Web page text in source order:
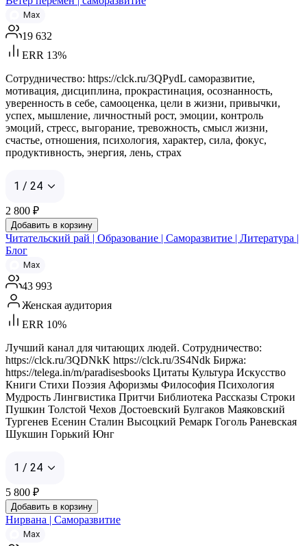
Max
19 632
ERR 13%
Сотрудничество: https://clck.ru/3QPydL саморазвитие,
мотивация, дисциплина, прокрастинация, осознанность,
уверенность в себе, самооценка, цели в жизни, привычки,
успех, мышление, личностный рост, эмоции, контроль
эмоций, стресс, выгорание, тревожность, смысл жизни,
счастье, отношения, психология, характер, сила, фокус,
продуктивность, энергия, лень, страх
1 / 24
2 800 ₽
Добавить в корзину
Читательский рай | Образование | Саморазвитие | Литература |
Блог
Max
43 993
Женская аудитория
ERR 10%
Лучший канал для читающих людей. Сотрудничество:
https://clck.ru/3QDNkK https://clck.ru/3S4Ndk Биржа:
https://telega.in/m/paradisesbooks Цитаты Культура Искусство
Книги Стихи Поэзия Афоризмы Философия Психология
Мудрость Лингвистика Притчи Библиотека Рассказы Строки
Пушкин Толстой Чехов Достоевский Булгаков Маяковский
Тургенев Есенин Сталин Высоцкий Ремарк Гоголь Раневская
Шукшин Горький Юнг
1 / 24
5 800 ₽
Добавить в корзину
Нирвана | Саморазвитие
Max